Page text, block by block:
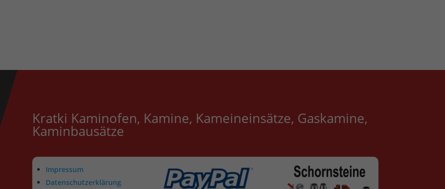
Kratki Kaminofen, Kamine, Kameineinsätze, Gaskamine,
Kaminbausätze
Impressum
Datenschutzerklärung